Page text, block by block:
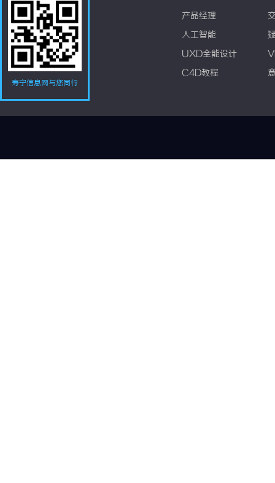
寿宁信息网与您同行
产品经理
人工智能
UXD全能设计
C4D教程